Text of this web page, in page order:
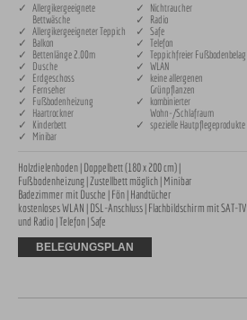
✓ Allergikergeeignete
Bettwäsche
✓ Allergikergeeigneter Teppich
✓ Balkon
✓ Bettenlänge 2.00m
✓ Dusche
✓ Erdgeschoss
✓ Fernseher
✓ Fußbodenheizung
✓ Haartrockner
✓ Kinderbett
✓ Minibar
✓ Nichtraucher
✓ Radio
✓ Safe
✓ Telefon
✓ Teppichfreier Fußbodenbelag
✓ WLAN
✓ keine allergenen
Grünpflanzen
✓ kombinierter
Wohn-/Schlafraum
✓ spezielle Hautpflegeprodukte
Holzdielenboden | Doppelbett (180 x 200 cm) |
Fußbodenheizung | Zustellbett möglich | Minibar
Badezimmer mit Dusche | Fön | Handtücher
kostenloses WLAN | DSL-Anschluss | Flachbildschirm mit SAT-TV
und Radio | Telefon | Safe
BELEGUNGSPLAN